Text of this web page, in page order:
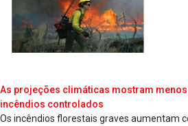
As projeções climáticas mostram
incêndios controlados
Os incêndios florestais graves aumentam